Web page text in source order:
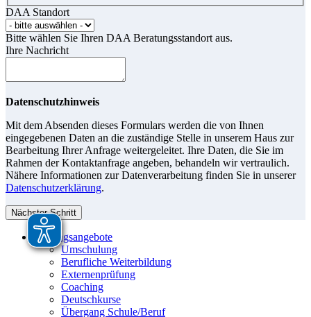
DAA Standort
Bitte wählen Sie Ihren DAA Beratungsstandort aus.
Ihre Nachricht
Datenschutzhinweis
Mit dem Absenden dieses Formulars werden die von Ihnen
eingegebenen Daten an die zuständige Stelle in unserem Haus zur
Bearbeitung Ihrer Anfrage weitergeleitet. Ihre Daten, die Sie im
Rahmen der Kontaktanfrage angeben, behandeln wir vertraulich.
Nähere Informationen zur Datenverarbeitung finden Sie in unserer
Datenschutzerklärung.
Nächster Schritt
Bildungsangebote
Umschulung
Berufliche Weiterbildung
Externenprüfung
Coaching
Deutschkurse
Übergang Schule/Beruf